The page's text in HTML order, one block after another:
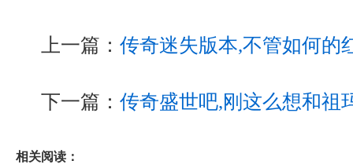
上一篇： 传奇迷失版本,不管如何的
下一篇： 传奇盛世吧,刚这么想和祖
相关阅读：